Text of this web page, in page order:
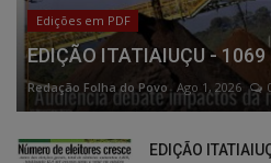
Edições em PDF
EDIÇÃO ITATIAIUÇU -
Redação Folha do Povo Ago 1, 2026
EDIÇÃO